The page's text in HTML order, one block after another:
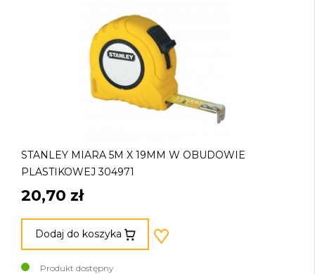
STANLEY MIARA 5M X 19MM W OBUDOWIE
PLASTIKOWEJ 304971
20,70 zł
Dodaj do koszyka
Produkt dostępny